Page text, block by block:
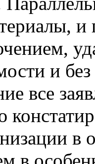
и
и
все
в